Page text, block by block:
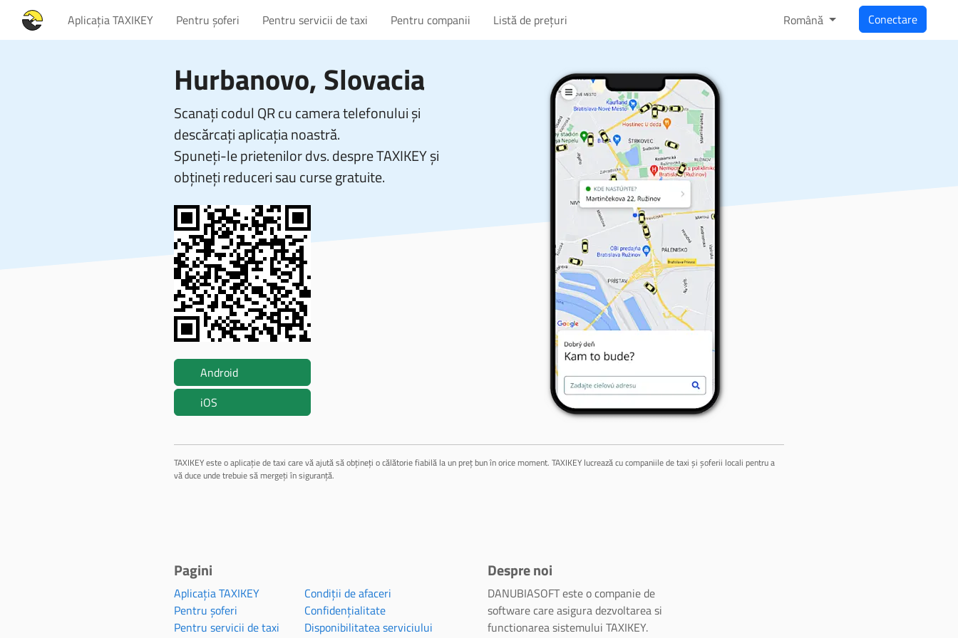
Aplicația TAXIKEY Pentru șoferi Pentru servicii de taxi Pentru companii Listă de prețuri Română Conectare
Hurbanovo, Slovacia
Scanați codul QR cu camera telefonului și
descărcați aplicația noastră.
Spuneți-le prietenilor dvs. despre TAXIKEY și
obțineți reduceri sau curse gratuite.
Android
iOS
TAXIKEY este o aplicație de taxi care vă ajută să obțineți o călătorie fiabilă la un preț bun în orice moment. TAXIKEY lucrează cu companiile de taxi și șoferii locali pentru a
vă duce unde trebuie să mergeți în siguranță.
Pagini
Aplicația TAXIKEY
Pentru șoferi
Pentru servicii de taxi
Condiții de afaceri
Confidențialitate
Disponibilitatea serviciului
Despre noi
DANUBIASOFT este o companie de
software care asigura dezvoltarea si
functionarea sistemului TAXIKEY.